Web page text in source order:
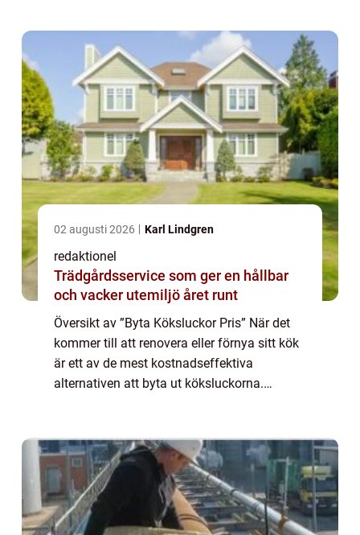
02 augusti 2026 Karl Lindgren
redaktionel
Trädgårdsservice som ger en hållbar
och vacker utemiljö året runt
Översikt av ”Byta Köksluckor Pris” När det
kommer till att renovera eller förnya sitt kök
är ett av de mest kostnadseffektiva
alternativen att byta ut köksluckorna.